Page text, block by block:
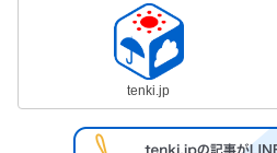
tenki.jp